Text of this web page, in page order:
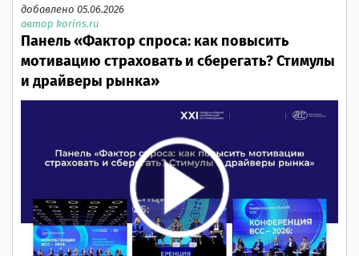
добавлено 05.06.2026
автор korins.ru
Панель «Фактор спроса: как повысить
мотивацию страховать и сберегать? Стимулы
и драйверы рынка»